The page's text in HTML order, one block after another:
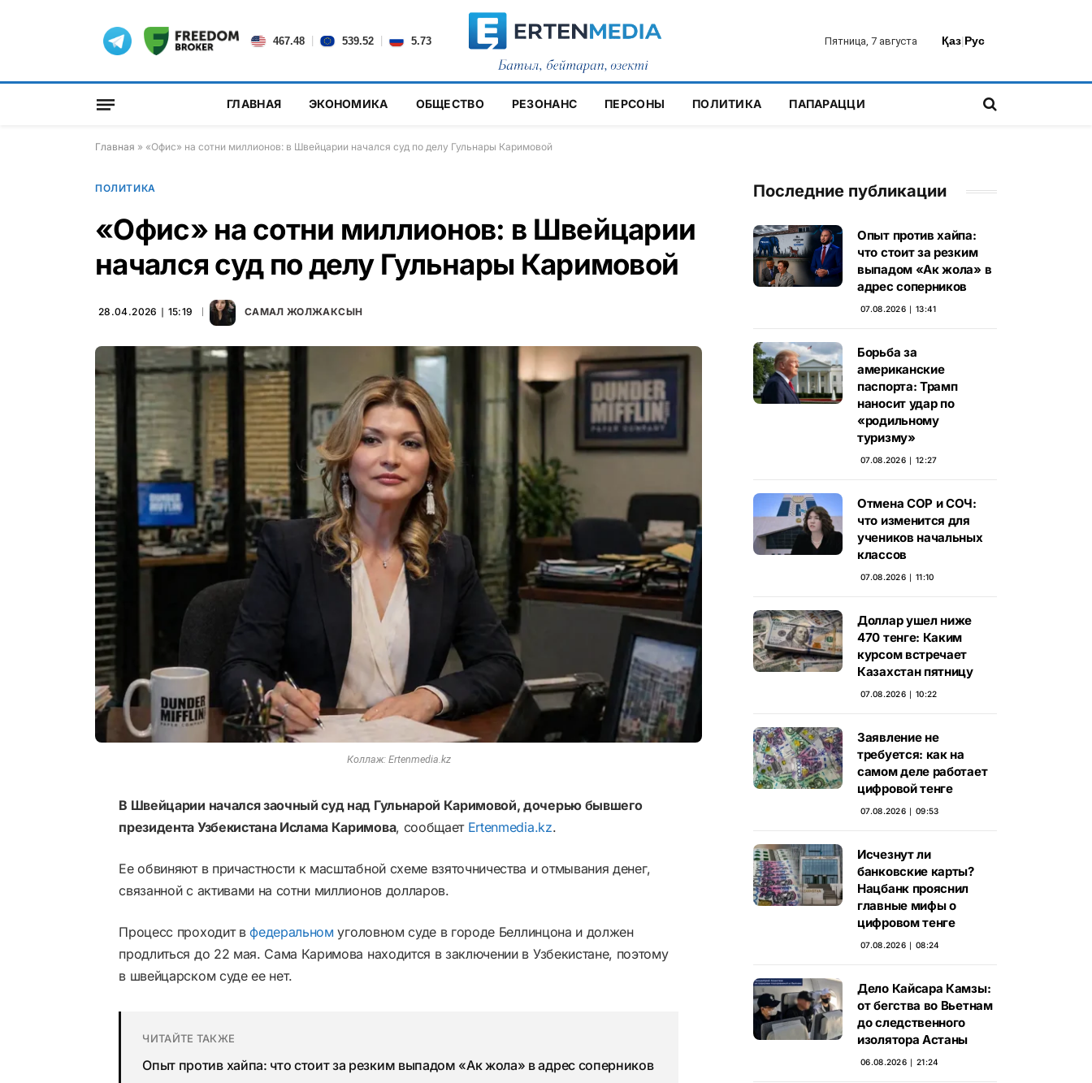
467.48 539.52 5.73 Пятница, 7 августа Қаз|Рус
ГЛАВНАЯ ЭКОНОМИКА ОБЩЕСТВО РЕЗОНАНС ПЕРСОНЫ ПОЛИТИКА ПАПАРАЦЦИ
Главная » «Офис» на сотни миллионов: в Швейцарии начался суд по делу Гульнары Каримовой
ПОЛИТИКА
«Офис» на сотни миллионов: в Швейцарии
начался суд по делу Гульнары Каримовой
28.04.2026 ∣ 15:19 САМАЛ ЖОЛЖАКСЫН
Коллаж: Ertenmedia.kz
В Швейцарии начался заочный суд над Гульнарой Каримовой, дочерью бывшего
президента Узбекистана Ислама Каримова, сообщает Ertenmedia.kz.
Ее обвиняют в причастности к масштабной схеме взяточничества и отмывания денег,
связанной с активами на сотни миллионов долларов.
Процесс проходит вфедеральномуголовном суде в городе Беллинцона и должен
продлиться до 22 мая. Сама Каримова находится в заключении в Узбекистане, поэтому
в швейцарском суде ее нет.
ЧИТАЙТЕ ТАКЖЕ
Опыт против хайпа: что стоит за резким выпадом «Ак жола» в адрес соперников
Последние публикации
Опыт против хайпа:
что стоит за резким
выпадом «Ак жола» в
адрес соперников
07.08.2026 ∣ 13:41
Борьба за
американские
паспорта: Трамп
наносит удар по
«родильному
туризму»
07.08.2026 ∣ 12:27
Отмена СОР и СОЧ:
что изменится для
учеников начальных
классов
07.08.2026 ∣ 11:10
Доллар ушел ниже
470 тенге: Каким
курсом встречает
Казахстан пятницу
07.08.2026 ∣ 10:22
Заявление не
требуется: как на
самом деле работает
цифровой тенге
07.08.2026 ∣ 09:53
Исчезнут ли
банковские карты?
Нацбанк прояснил
главные мифы о
цифровом тенге
07.08.2026 ∣ 08:24
Дело Кайсара Камзы:
от бегства во Вьетнам
до следственного
изолятора Астаны
06.08.2026 ∣ 21:24